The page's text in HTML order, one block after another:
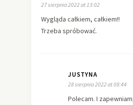
27 sierpnia 2022 at 13:02
Wygląda całkiem, całkiem!!
Trzeba spróbować.
JUSTYNA
28 sierpnia 2022 at 08:44
Polecam. I